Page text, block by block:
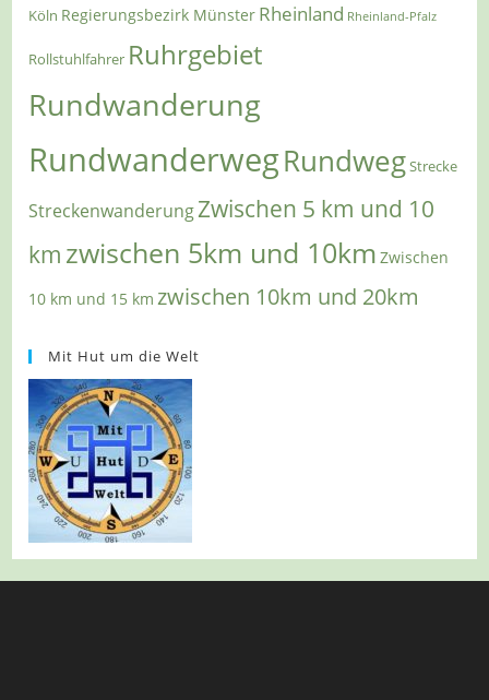
Köln Regierungsbezirk Münster Rheinland Rheinland-Pfalz
Rollstuhlfahrer Ruhrgebiet
Rundwanderung
RundwanderwegRundwegStrecke
StreckenwanderungZwischen 5 km und 10
km zwischen 5km und 10km Zwischen
10 km und 15 km zwischen 10km und 20km
Mit Hut um die Welt